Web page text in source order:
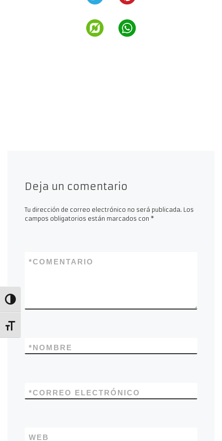
Alternar alto contraste
Alternar tamaño de letra
Deja un comentario
Tu dirección de correo electrónico no será publicada. Los
campos obligatorios están marcados con *
COMENTARIO
*
NOMBRE
*
CORREO ELECTRÓNICO
*
WEB